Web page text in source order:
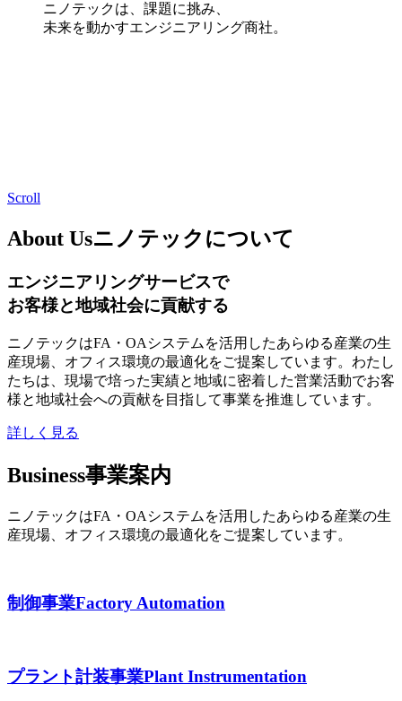
ニノテックは、課題に挑み、
未来を動かすエンジニアリング商社。
Scroll
About Usニノテックについて
エンジニアリングサービスで
お客様と地域社会に貢献する
ニノテックはFA・OAシステムを活用したあらゆる産業の生
産現場、オフィス環境の最適化をご提案しています。わたし
たちは、現場で培った実績と地域に密着した営業活動でお客
様と地域社会への貢献を目指して事業を推進しています。
詳しく見る
Business事業案内
ニノテックはFA・OAシステムを活用したあらゆる産業の生
産現場、オフィス環境の最適化をご提案しています。
制御事業Factory Automation
プラント計装事業Plant Instrumentation